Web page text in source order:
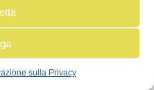
sulla Privacy
Marzo 6/c Parma | P.IVA
| © 2020 Olivialab. All